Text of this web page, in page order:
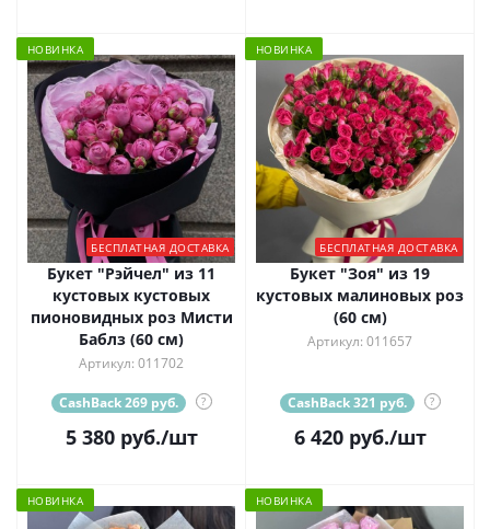
НОВИНКА
БЕСПЛАТНАЯ ДОСТАВКА
Букет "Рэйчел" из 11
кустовых кустовых
пионовидных роз Мисти
Баблз (60 см)
Артикул: 011702
CashBack 269 руб. ?
5 380руб./шт
НОВИНКА
БЕСПЛАТНАЯ ДОСТАВКА
Букет "Зоя" из 19
кустовых малиновых роз
(60 см)
Артикул: 011657
CashBack 321 руб. ?
6 420руб./шт
НОВИНКА НОВИНКА